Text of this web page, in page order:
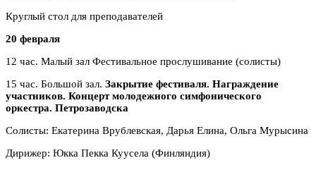
Круглый стол для преподавателей
20 февраля
12 час. Малый зал Фестивальное прослушивание (солисты)
15 час. Большой зал. Закрытие фестиваля. Награждение
участников. Концерт молодежного симфонического
оркестра. Петрозаводска
Солисты: Екатерина Врублевская, Дарья Елина, Ольга Мурысина
Дирижер: Юкка Пекка Куусела (Финляндия)